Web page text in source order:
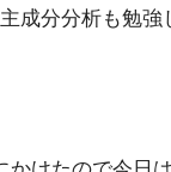
成分分析も勉